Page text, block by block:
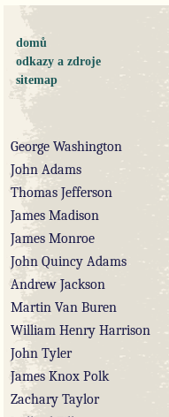
domů
odkazy a zdroje
sitemap
George Washington
John Adams
Thomas Jefferson
James Madison
James Monroe
John Quincy Adams
Andrew Jackson
Martin Van Buren
William Henry Harrison
John Tyler
James Knox Polk
Zachary Taylor